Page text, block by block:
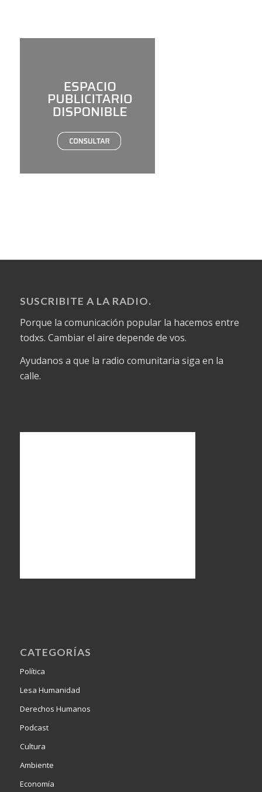
SUSCRIBITE A LA RADIO.
Porque la comunicación popular la hacemos entre
todxs. Cambiar el aire depende de vos.
Ayudanos a que la radio comunitaria siga en la
calle.
CATEGORÍAS
Política
Lesa Humanidad
Derechos Humanos
Podcast
Cultura
Ambiente
Economía